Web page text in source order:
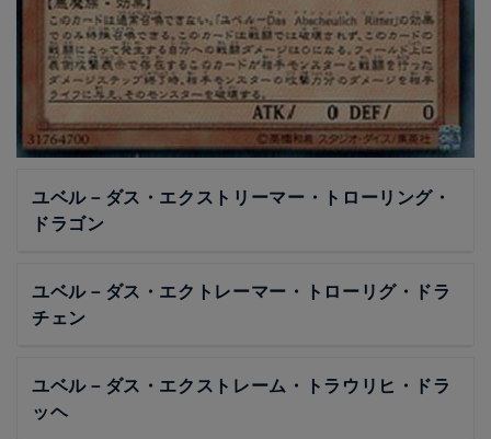
ユベル－ダス・エクストリーマー・トローリング・
ドラゴン
ユベル－ダス・エクトレーマー・トローリグ・ドラ
チェン
ユベル－ダス・エクストレーム・トラウリヒ・ドラ
ッヘ